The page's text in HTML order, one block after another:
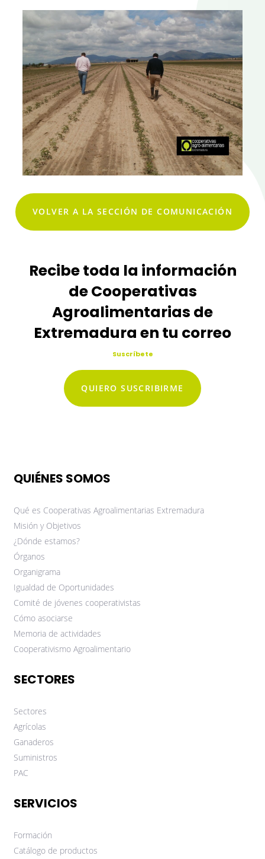
VOLVER A LA SECCIÓN DE COMUNICACIÓN
Recibe toda la información
de Cooperativas
Agroalimentarias de
Extremadura en tu correo
Suscríbete
QUIERO SUSCRIBIRME
QUIÉNES SOMOS
Qué es Cooperativas Agroalimentarias Extremadura
Misión y Objetivos
¿Dónde estamos?
Órganos
Organigrama
Igualdad de Oportunidades
Comité de jóvenes cooperativistas
Cómo asociarse
Memoria de actividades
Cooperativismo Agroalimentario
SECTORES
Sectores
Agrícolas
Ganaderos
Suministros
PAC
SERVICIOS
Formación
Catálogo de productos